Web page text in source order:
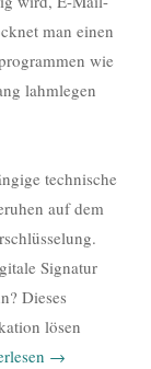
man einen
wie
lahmlegen
technische
auf dem
Signatur
Dieses
lösen
→